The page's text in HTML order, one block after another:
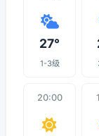
27°
1-3级
20:00